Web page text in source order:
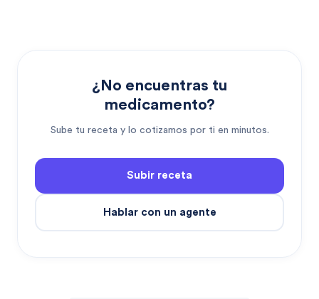
¿No encuentras tu
medicamento?
Sube tu receta y lo cotizamos por ti en minutos.
Subir receta
Hablar con un agente